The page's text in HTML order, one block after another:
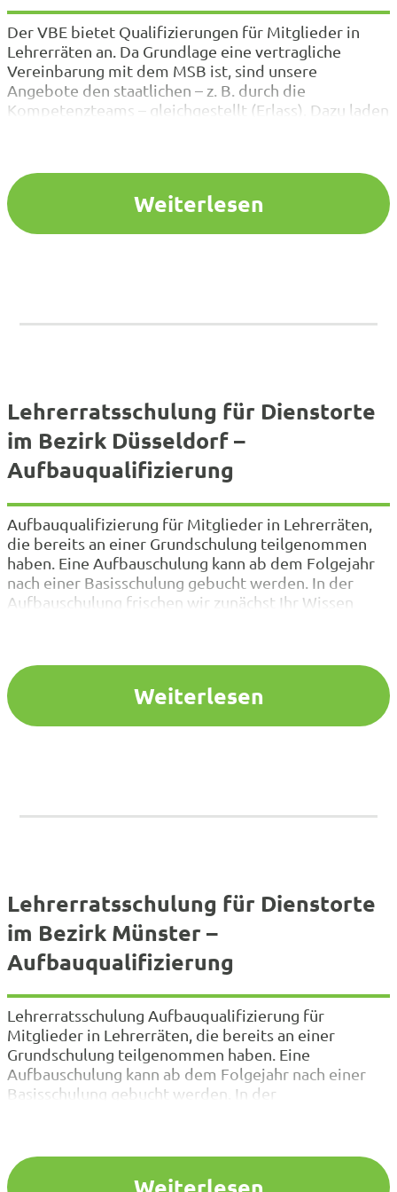
Der VBE bietet Qualifizierungen für Mitglieder in
Lehrerräten an. Da Grundlage eine vertragliche
Vereinbarung mit dem MSB ist, sind unsere
Angebote den staatlichen – z. B. durch die
Kompetenzteams – gleichgestellt (Erlass). Dazu laden
Bezirksregierung…
Weiterlesen
Lehrerratsschulung für Dienstorte
im Bezirk Düsseldorf –
Aufbauqualifizierung
Aufbauqualifizierung für Mitglieder in Lehrerräten,
die bereits an einer Grundschulung teilgenommen
haben. Eine Aufbauschulung kann ab dem Folgejahr
nach einer Basisschulung gebucht werden. In der
Aufbauschulung frischen wir zunächst Ihr Wissen
(Themenschwerpunkte s.u.). Die Aufbauschulung
kann daher auch…Weiterlesen
Lehrerratsschulung für Dienstorte
im Bezirk Münster –
Aufbauqualifizierung
Lehrerratsschulung Aufbauqualifizierung für
Mitglieder in Lehrerräten, die bereits an einer
Grundschulung teilgenommen haben. Eine
Aufbauschulung kann ab dem Folgejahr nach einer
Basisschulung gebucht werden. In der
auf und beschäftigen uns anschließend vertiefend
mit unterschiedlichen Aspekten der Lehrerratsarbeit